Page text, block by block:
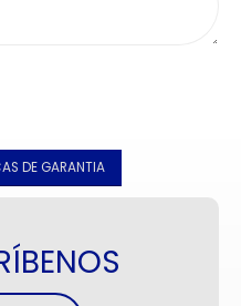
DE GARANTIA